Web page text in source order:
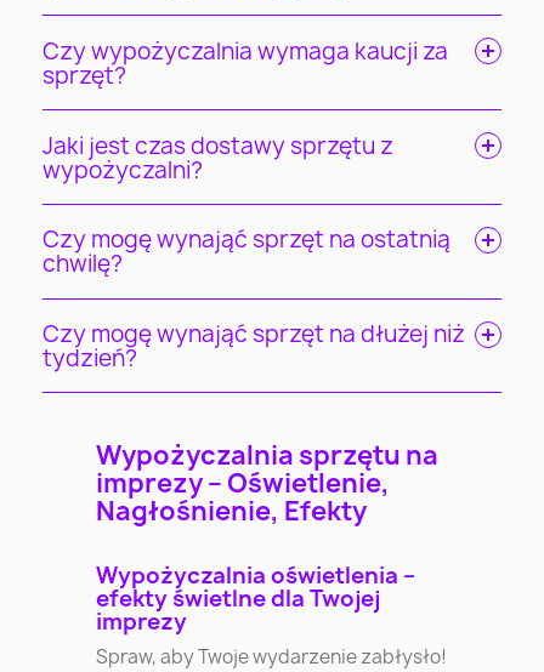
Czy wypożyczalnia wymaga kaucji za
sprzęt?
Jaki jest czas dostawy sprzętu z
wypożyczalni?
Czy mogę wynająć sprzęt na ostatnią
chwilę?
Czy mogę wynająć sprzęt na dłużej niż
tydzień?
Wypożyczalnia sprzętu na
imprezy – Oświetlenie,
Nagłośnienie, Efekty
Wypożyczalnia oświetlenia –
efekty świetlne dla Twojej
imprezy
Spraw, aby Twoje wydarzenie zabłysło!